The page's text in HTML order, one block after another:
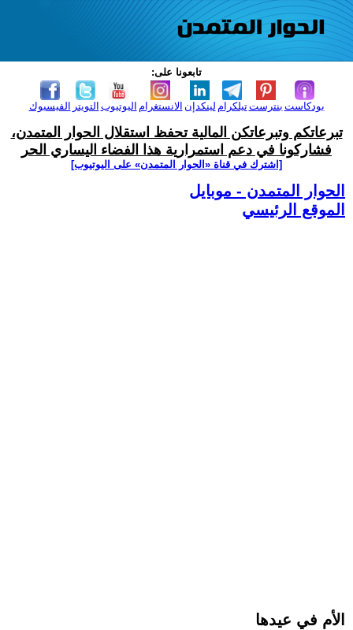
تابعونا على:
الفيسبوك التويتر اليوتيوب الانستغرام لينكدإن تيلكرامبنترست بودكاست
تبرعاتكم وتبرعاتكن المالية تحفظ استقلال الحوار المتمدن،
فشاركونا في دعم استمرارية هذا الفضاء اليساري الحر
[اشترك في قناة ‫«الحوار المتمدن» على اليوتيوب]
الحوار المتمدن - موبايل
الموقع الرئيسي
الأم في عيدها